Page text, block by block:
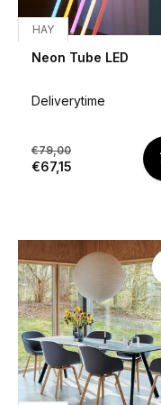
HAY
Neon Tube LED
Deliverytime
€79,00
€67,15